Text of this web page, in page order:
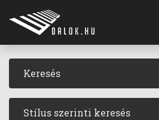
Stílus szerinti keresés